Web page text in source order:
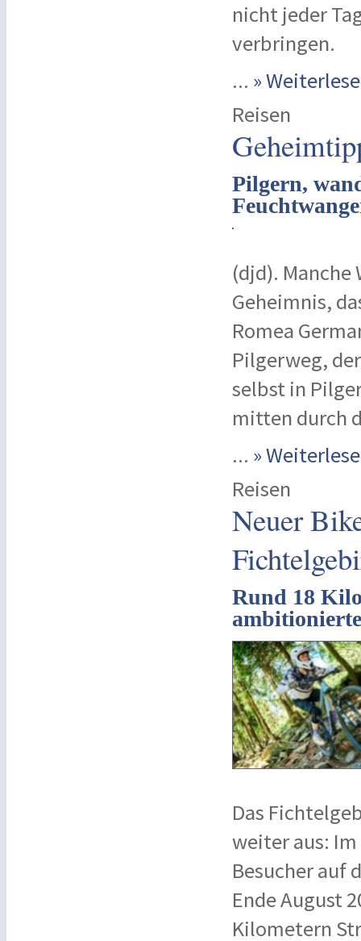
nicht jeder
verbringen.
... »
Reisen
Pilgern,
(djd). Manche
Geheimnis,
Romea
Pilgerweg,
selbst in
mitten durch
... »
Reisen
Neuer
Rund 18
Das
weiter aus:
Besucher auf
Ende August
Kilometern